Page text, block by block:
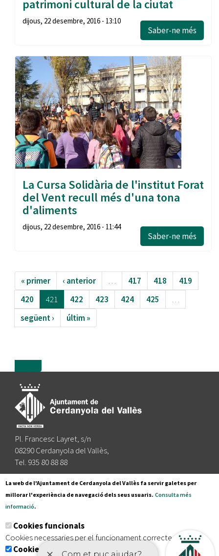
patrimoni cultural de la ciutat
dijous, 22 desembre, 2016 - 13:10
Saber-ne més
La Cursa Solidària de l'institut Forat
del Vent recull més d'una tona
d'aliments
dijous, 22 desembre, 2016 - 11:44
Saber-ne més
« primer ‹ anterior … 417 418
419
420
421 422 423 424 425
…
següent ›
últim »
Pl. Francesc Layret, s/n
08290 Cerdanyola del Vallès,
Tel. 935 80 88 88
Segueix-nos a:
Subscriu-te al nostre butlletí
Inici | Avís legal | Protecció de dades Mapa del lloc
La web de l'Ajuntament de Cerdanyola del Vallès fa servir galetes per
millorar l'experiència de navegació dels seus usuaris. Consulta més
informació.
Cookies funcionals
Cookies necessaries per el funcionament correcte de la web
Cookies analítiques